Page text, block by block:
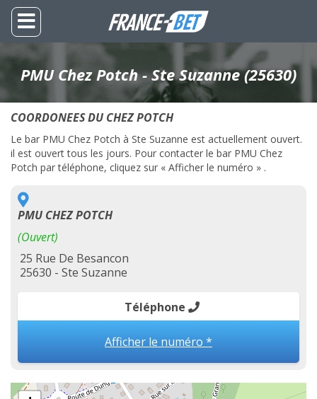
PMU Chez Potch - Ste Suzanne (25630)
COORDONEES DU CHEZ POTCH
Le bar PMU Chez Potch à Ste Suzanne est actuellement ouvert.
il est ouvert tous les jours. Pour contacter le bar PMU Chez
Potch par téléphone, cliquez sur « Afficher le numéro » .
PMU CHEZ POTCH
(Ouvert)
25 Rue De Besancon
25630 - Ste Suzanne
Téléphone
Afficher le numéro *